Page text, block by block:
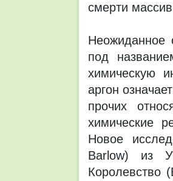
смерти
Неожиданное
под
химическую
аргон
прочих
химические
Новое
Barlow) из
Королевство